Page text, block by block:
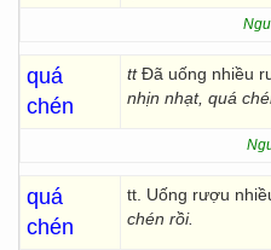
quá
chén
ttĐã uống nhiều
nhịn nhạt, quá
quá
chén
tt. Uống rượu
chén rồi.